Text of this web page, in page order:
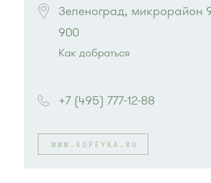
Зеленоград, микрорайон
900
Как добраться
Автобусы № 2, 3, 8, 11, 19, 21, 29.
Маршрутка № 408м, 419м
Автобусы № 2, 3, 8, 11, 19, 29, 32.
Маршрутка № 408м, 419м
+7 (495) 777-12-88
WWW.KOPEYKA.RU